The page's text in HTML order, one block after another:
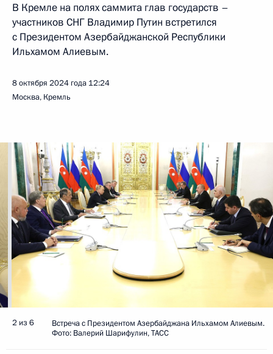
В Кремле на полях саммита глав государств –
участников СНГ Владимир Путин встретился
с Президентом Азербайджанской Республики
Ильхамом Алиевым.
8 октября 2024 года 12:24
Москва, Кремль
2 из 6
Встреча с Президентом Азербайджана Ильхамом Алиевым.
Фото: Валерий Шарифулин, ТАСС